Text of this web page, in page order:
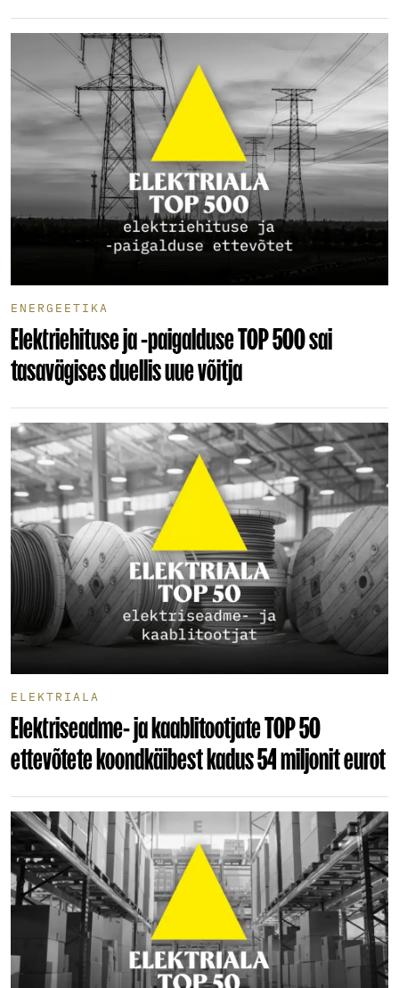
ENERGEETIKA
Elektriehituse ja -paigalduse TOP 500 sai
tasavägises duellis uue võitja
ELEKTRIALA
Elektriseadme- ja kaablitootjate TOP 50
ettevõtete koondkäibest kadus 54 miljonit eurot